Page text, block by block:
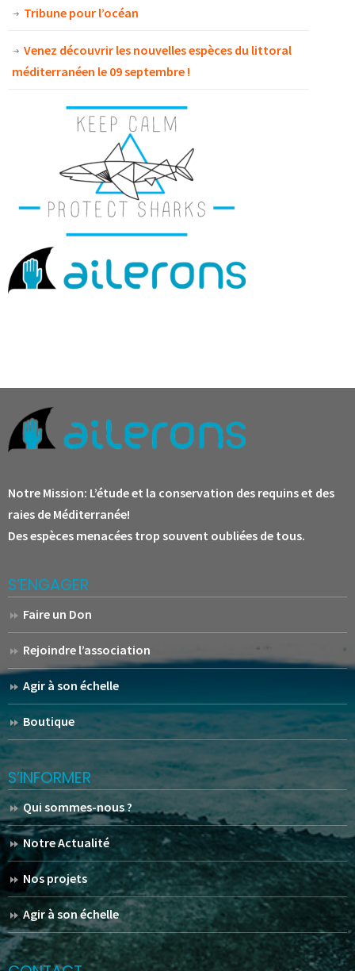
Tribune pour l’océan
Venez découvrir les nouvelles espèces du littoral
méditerranéen le 09 septembre !
Notre Mission: L’étude et la conservation des requins et des
raies de Méditerranée!
Des espèces menacées trop souvent oubliées de tous.
S’ENGAGER
Faire un Don
Rejoindre l’association
Agir à son échelle
Boutique
S’INFORMER
Qui sommes-nous ?
Notre Actualité
Nos projets
Agir à son échelle